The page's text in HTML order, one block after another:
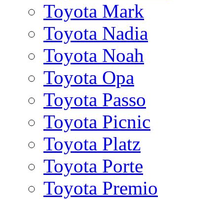
Toyota Mark
Toyota Nadia
Toyota Noah
Toyota Opa
Toyota Passo
Toyota Picnic
Toyota Platz
Toyota Porte
Toyota Premio